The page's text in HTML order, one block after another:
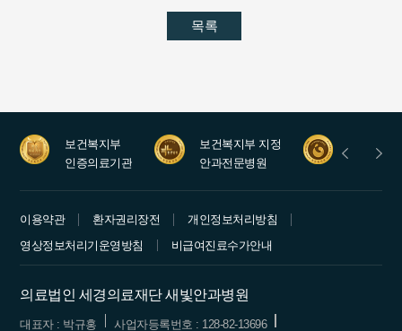
목록
보건복지부
인증의료기관
보건복지부 지정
안과전문병원
수련병원
이용약관 환자권리장전
개인정보처리방침
영상정보처리기운영방침
비급여진료수가안내
의료법인 세경의료재단 새빛안과병원
대표자 : 박규홍 사업자등록번호 : 128-82-13696